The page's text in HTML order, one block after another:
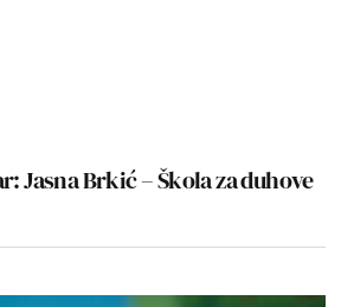
Jasna Brkić – Škola za duhove